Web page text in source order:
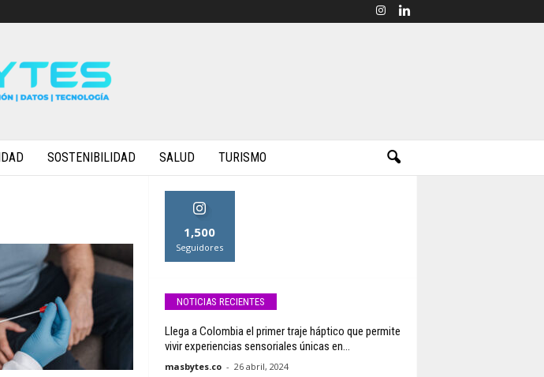
SOSTENIBILIDAD SALUD TURISMO
1,500
Seguidores
NOTICIAS RECIENTES
Llega a Colombia el primer traje háptico que permite
vivir experiencias sensoriales únicas en...
masbytes.co - 26 abril, 2024